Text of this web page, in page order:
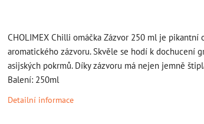
CHOLIMEX Chilli omáčka Zázvor 250 ml je
aromatického zázvoru. Skvěle se hodí k dochucení
asijských pokrmů. Díky zázvoru má nejen jemně
Balení: 250ml
Detailní informace